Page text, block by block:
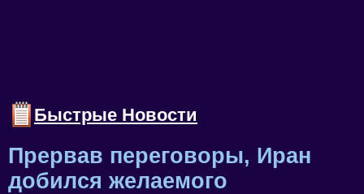
Быстрые Новости
Прервав переговоры, Иран
добился желаемого